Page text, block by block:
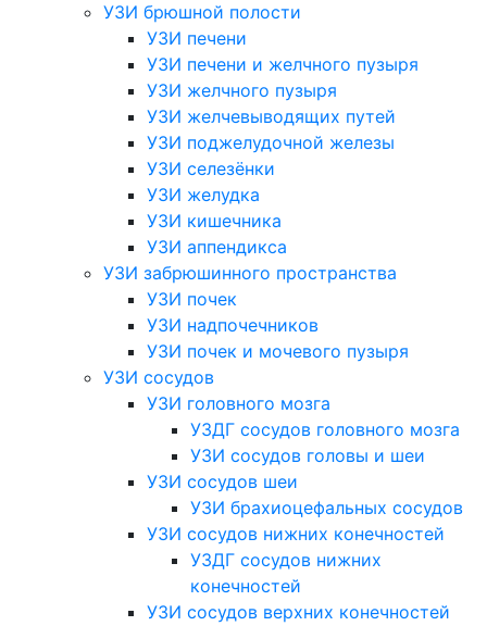
УЗИ брюшной полости
УЗИ печени
УЗИ печени и желчного пузыря
УЗИ желчного пузыря
УЗИ желчевыводящих путей
УЗИ поджелудочной железы
УЗИ селезёнки
УЗИ желудка
УЗИ кишечника
УЗИ аппендикса
УЗИ забрюшинного пространства
УЗИ почек
УЗИ надпочечников
УЗИ почек и мочевого пузыря
УЗИ сосудов
УЗИ головного мозга
УЗДГ сосудов головного мозга
УЗИ сосудов головы и шеи
УЗИ сосудов шеи
УЗИ брахиоцефальных сосудов
УЗИ сосудов нижних конечностей
УЗДГ сосудов нижних
конечностей
УЗИ сосудов верхних конечностей